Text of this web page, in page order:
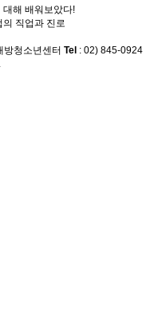
해 배워보았다!
직업과 진로
청소년센터 Tel : 02) 845-0924